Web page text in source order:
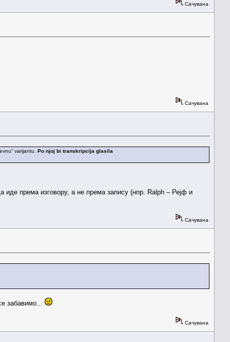
Сачувана
Сачувана
varijantu. Po njoj bi transkripcija glasila
иде према изговору, а не према запису (нпр. Ralph – Рејф и
Сачувана
забавимо...
Сачувана